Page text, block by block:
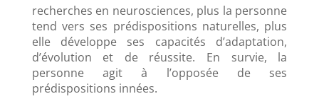
recherches en neurosciences, plus la personne
tend vers ses prédispositions naturelles, plus
elle développe ses capacités d’adaptation,
d’évolution et de réussite. En survie, la
personne agit à l’opposée de ses
prédispositions innées.